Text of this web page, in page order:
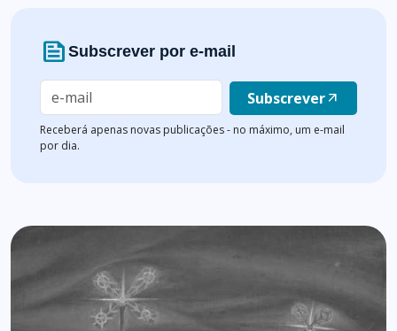
news Subscrever por e-mail
Subscreverarrow_outward
Receberá apenas novas publicações - no máximo, um e-mail
por dia.
Lista de artigos